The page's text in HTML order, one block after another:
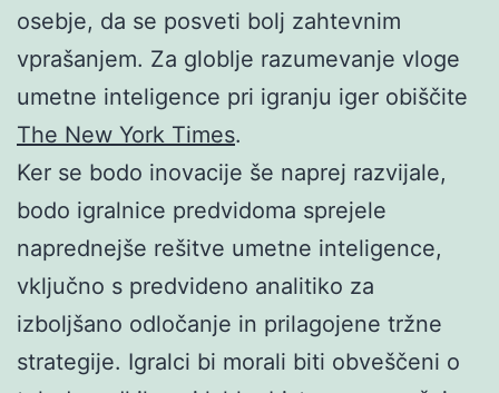
osebje, da se posveti bolj zahtevnim
vprašanjem. Za globlje razumevanje vloge
umetne inteligence pri igranju iger obiščite
The New York Times.
Ker se bodo inovacije še naprej razvijale,
bodo igralnice predvidoma sprejele
naprednejše rešitve umetne inteligence,
vključno s predvideno analitiko za
izboljšano odločanje in prilagojene tržne
strategije. Igralci bi morali biti obveščeni o